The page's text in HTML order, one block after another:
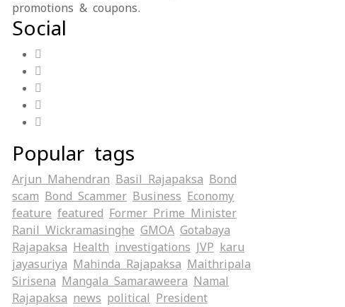
promotions & coupons.
Social
Popular tags
Arjun Mahendran Basil Rajapaksa Bond
scam Bond Scammer Business Economy
feature featured Former Prime Minister
Ranil Wickramasinghe GMOA Gotabaya
Rajapaksa Health investigations JVP karu
jayasuriya Mahinda Rajapaksa Maithripala
Sirisena Mangala Samaraweera Namal
Rajapaksa news political President